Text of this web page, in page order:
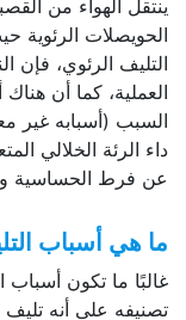
ينتقل الهواء من
الحويصلات الرئوية
التليف الرئوي، فإن
العملية، كما أن
السبب (أسبابه غير
داء الرئة الخلالي
عن فرط الحساسية
ما هي أسباب
غالبًا ما تكون أسباب
تصنيفه على أنه تليف